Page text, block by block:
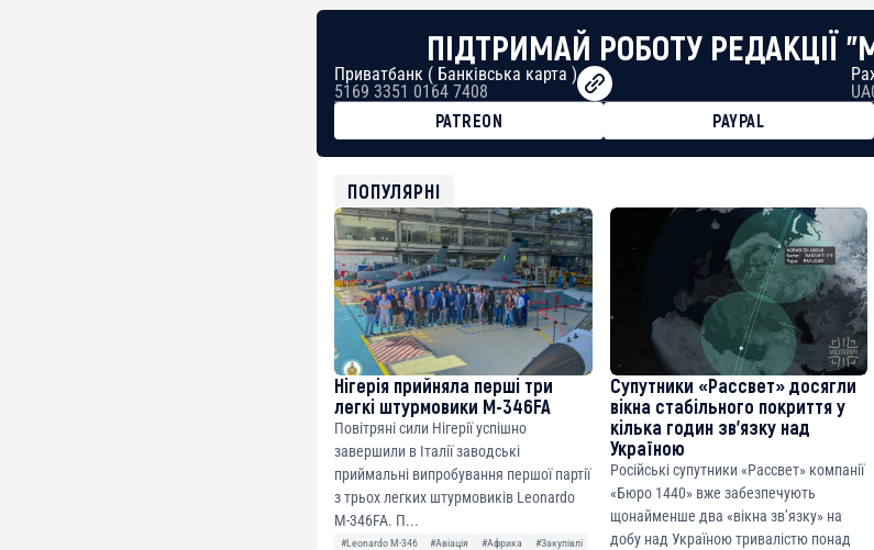
ПІДТРИМАЙ РОБОТУ РЕДАКЦІЇ
Приватбанк ( Банківська карта )
5169 3351 0164 7408
PATREON
PAYPAL
USDT
0x8676644fA7B6d328310283cAC1065Ae01d97CEe7
ETH
0xfD02863D3289416fcF50975c9DFda13623f97758
ПОПУЛЯРНІ
Нігерія прийняла перші три
легкі штурмовики M-346FA
Повітряні сили Нігерії успішно
завершили в Італії заводські
приймальні випробування першої партії
з трьох легких штурмовиків Leonardo
M-346FA. П...
#Leonardo M-346 #Авіація #Африка
#Закупівлі
Супутники «Рассвет» досягли
вікна стабільного покриття у
кілька годин зв’язку над
Україною
Російські супутники «Рассвет» компанії
«Бюро 1440» вже забезпечують
щонайменше два «вікна зв’язку» на
добу над Україною тривалістю понад